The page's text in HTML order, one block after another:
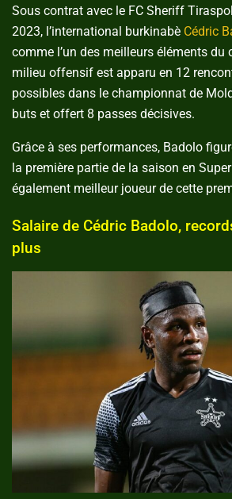
Sous contrat avec le FC Sheriff
2023, l’international burkinabè Cédric
comme l’un des meilleurs éléments du
milieu offensif est apparu en 12
possibles dans le championnat de
buts et offert 8 passes décisives.
Grâce à ses performances, Badolo
la première partie de la saison en
également meilleur joueur de cette
Salaire de Cédric Badolo,
plus